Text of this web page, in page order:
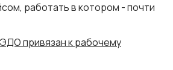
работать в котором - почти
привязан к рабочему